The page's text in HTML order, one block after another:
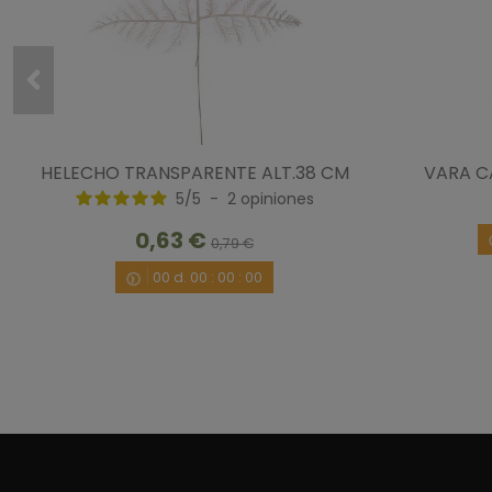
HELECHO TRANSPARENTE ALT.38 CM
5/5 - 2 opiniones
0,63 € 0,79 €
00 d. 00 : 00 : 00
VARA